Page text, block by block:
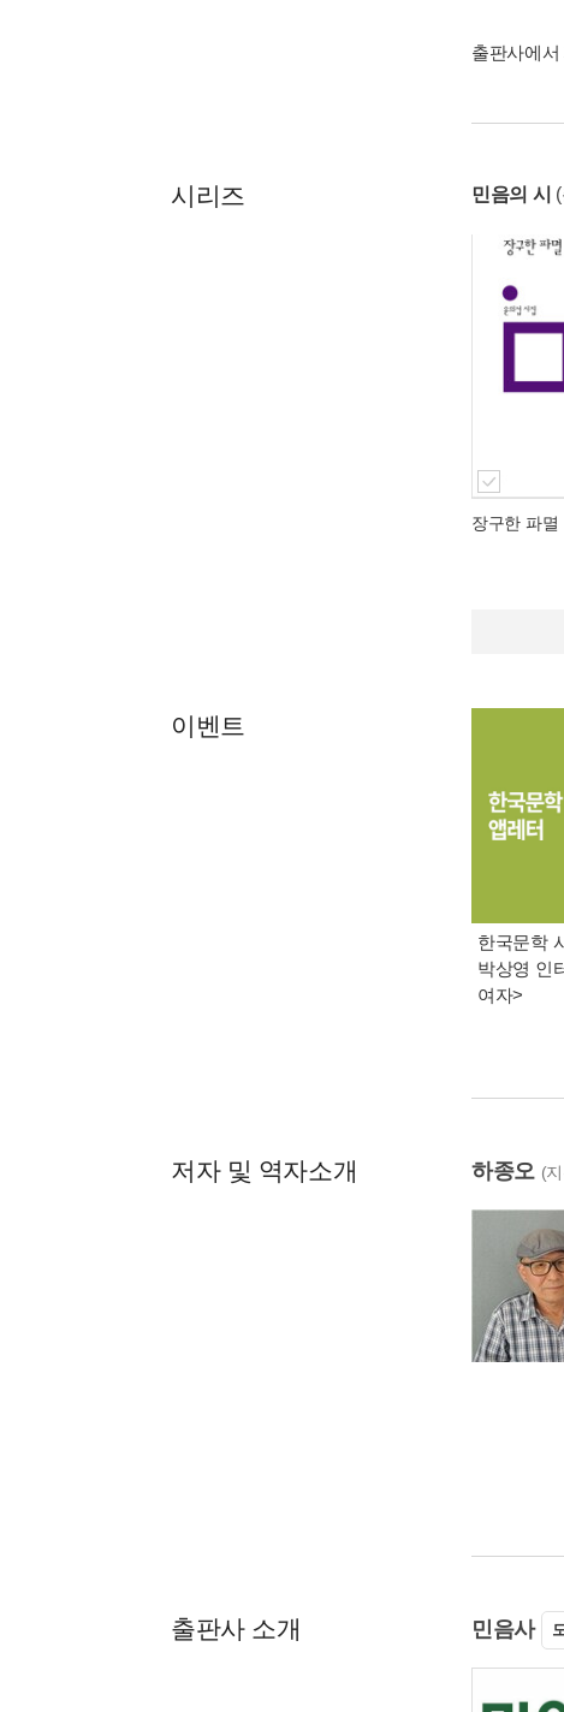
출판사에
시리즈 민음의 시
장구한 파멸
이벤트
한국문학
박상영 인
여자>
저자 및 역자소개 하종오 (
출판사 소개 민음사